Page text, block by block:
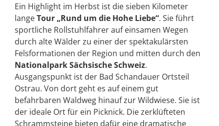
Ein Highlight im Herbst ist die sieben Kilometer
langeTour „Rund um die Hohe Liebe“. Sie führt
sportliche Rollstuhlfahrer auf einsamen Wegen
durch alte Wälder zu einer der spektakulärsten
Felsformationen der Region und mitten durch den
Nationalpark Sächsische Schweiz.
Ausgangspunkt ist der Bad Schandauer Ortsteil
Ostrau. Von dort geht es auf einem gut
befahrbaren Waldweg hinauf zur Wildwiese. Sie ist
der ideale Ort für ein Picknick. Die zerklüfteten
Schrammsteine bieten dafür eine dramatische